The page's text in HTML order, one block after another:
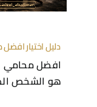
دليل اختيار
افضل محامي
هو الشخص